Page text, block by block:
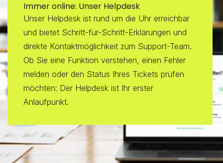
Immer online: Unser Helpdesk
Unser Helpdesk ist rund um die Uhr erreichbar
und bietet Schritt-für-Schritt-Erklärungen und
direkte Kontaktmöglichkeit zum Support-Team.
Ob Sie eine Funktion verstehen, einen Fehler
melden oder den Status Ihres Tickets prüfen
möchten: Der Helpdesk ist Ihr erster
Anlaufpunkt.